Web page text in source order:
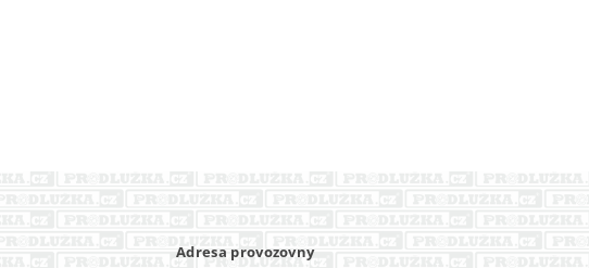
Adresa provozovny